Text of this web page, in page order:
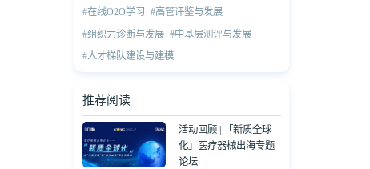
#在线O2O学习 #高管评鉴与发展
#组织力诊断与发展 #中基层测评与发展
#人才梯队建设与建模
推荐阅读
活动回顾 | 「新质全球
化」医疗器械出海专题
论坛